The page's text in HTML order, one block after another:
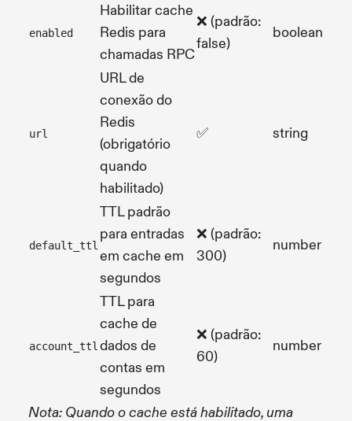
enabled
Habilitar cache
Redis para
chamadas RPC
❌ (padrão:
false)
boolean
url
URL de
conexão do
Redis
(obrigatório
quando
habilitado)
✅ string
default_ttl
TTL padrão
para entradas
em cache em
segundos
❌ (padrão:
300)
number
account_ttl
TTL para
cache de
dados de
contas em
segundos
❌ (padrão:
60)
number
Nota: Quando o cache está habilitado, uma